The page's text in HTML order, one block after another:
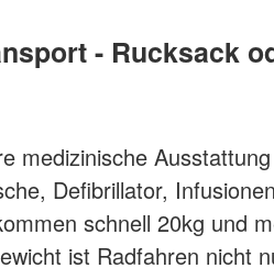
- Rucksack
medizinische
Defibrillator,
schnell 20kg und
ist Radfahren nicht